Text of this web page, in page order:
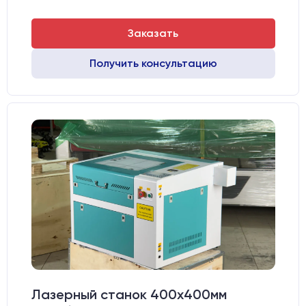
Заказать
Получить консультацию
Лазерный станок 400х400мм